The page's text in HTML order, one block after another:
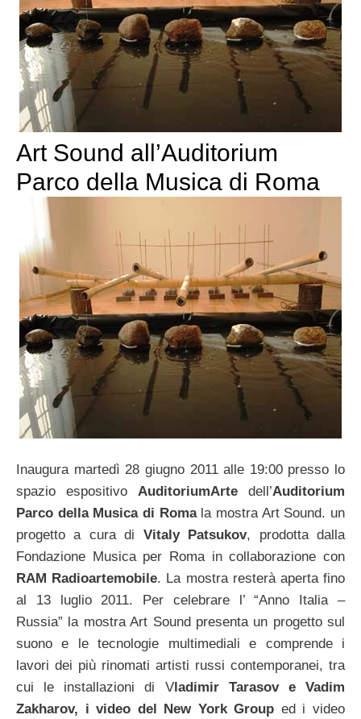
Art Sound all’Auditorium
Parco della Musica di Roma
Inaugura martedì 28 giugno 2011 alle 19:00 presso lo
spazio espositivo AuditoriumArte dell’Auditorium
Parco della Musica di Roma la mostra Art Sound. un
progetto a cura di Vitaly Patsukov, prodotta dalla
Fondazione Musica per Roma in collaborazione con
RAM Radioartemobile. La mostra resterà aperta fino
al 13 luglio 2011. Per celebrare l’ “Anno Italia –
Russia” la mostra Art Sound presenta un progetto sul
suono e le tecnologie multimediali e comprende i
lavori dei più rinomati artisti russi contemporanei, tra
cui le installazioni di Vladimir Tarasov e Vadim
Zakharov, i video del New York Group ed i video